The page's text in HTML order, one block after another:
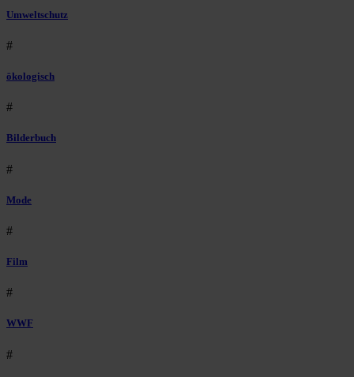
Umweltschutz
#
ökologisch
#
Bilderbuch
#
Mode
#
Film
#
WWF
#